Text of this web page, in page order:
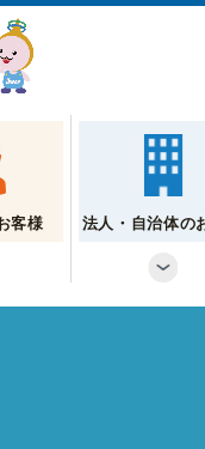
客様 法人・自治体の